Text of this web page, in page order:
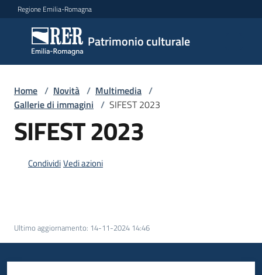
Vai al contenuto
Vai alla navigazione
Vai al footer
Regione Emilia-Romagna
Patrimonio culturale
Patrimonio
culturale
Argomenti
Leggi
Atti
Home / Novità / Multimedia /
Gallerie di immagini / SIFEST 2023
SIFEST 2023
CondividiVedi azioni
Ultimo aggiornamento: 14-11-2024 14:46